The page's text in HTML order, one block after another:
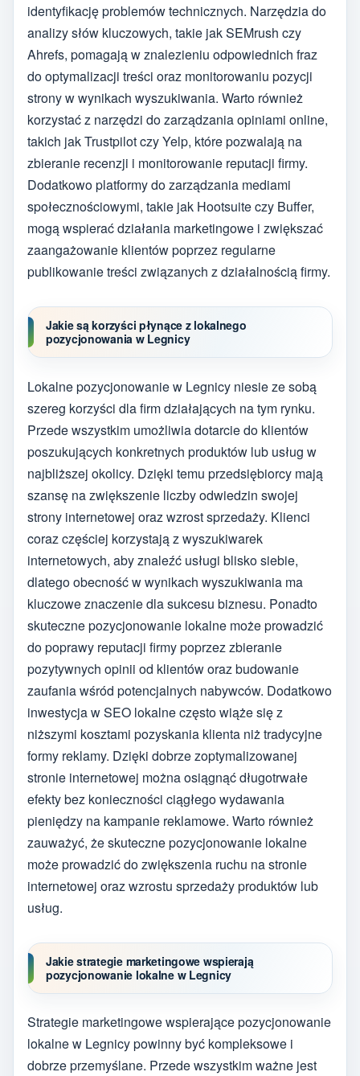
identyfikację problemów technicznych. Narzędzia do
analizy słów kluczowych, takie jak SEMrush czy
Ahrefs, pomagają w znalezieniu odpowiednich fraz
do optymalizacji treści oraz monitorowaniu pozycji
strony w wynikach wyszukiwania. Warto również
korzystać z narzędzi do zarządzania opiniami online,
takich jak Trustpilot czy Yelp, które pozwalają na
zbieranie recenzji i monitorowanie reputacji firmy.
Dodatkowo platformy do zarządzania mediami
społecznościowymi, takie jak Hootsuite czy Buffer,
mogą wspierać działania marketingowe i zwiększać
zaangażowanie klientów poprzez regularne
publikowanie treści związanych z działalnością firmy.
Jakie są korzyści płynące z lokalnego
pozycjonowania w Legnicy
Lokalne pozycjonowanie w Legnicy niesie ze sobą
szereg korzyści dla firm działających na tym rynku.
Przede wszystkim umożliwia dotarcie do klientów
poszukujących konkretnych produktów lub usług w
najbliższej okolicy. Dzięki temu przedsiębiorcy mają
szansę na zwiększenie liczby odwiedzin swojej
strony internetowej oraz wzrost sprzedaży. Klienci
coraz częściej korzystają z wyszukiwarek
internetowych, aby znaleźć usługi blisko siebie,
dlatego obecność w wynikach wyszukiwania ma
kluczowe znaczenie dla sukcesu biznesu. Ponadto
skuteczne pozycjonowanie lokalne może prowadzić
do poprawy reputacji firmy poprzez zbieranie
pozytywnych opinii od klientów oraz budowanie
zaufania wśród potencjalnych nabywców. Dodatkowo
inwestycja w SEO lokalne często wiąże się z
niższymi kosztami pozyskania klienta niż tradycyjne
formy reklamy. Dzięki dobrze zoptymalizowanej
stronie internetowej można osiągnąć długotrwałe
efekty bez konieczności ciągłego wydawania
pieniędzy na kampanie reklamowe. Warto również
zauważyć, że skuteczne pozycjonowanie lokalne
może prowadzić do zwiększenia ruchu na stronie
internetowej oraz wzrostu sprzedaży produktów lub
usług.
Jakie strategie marketingowe wspierają
pozycjonowanie lokalne w Legnicy
Strategie marketingowe wspierające pozycjonowanie
lokalne w Legnicy powinny być kompleksowe i
dobrze przemyślane. Przede wszystkim ważne jest